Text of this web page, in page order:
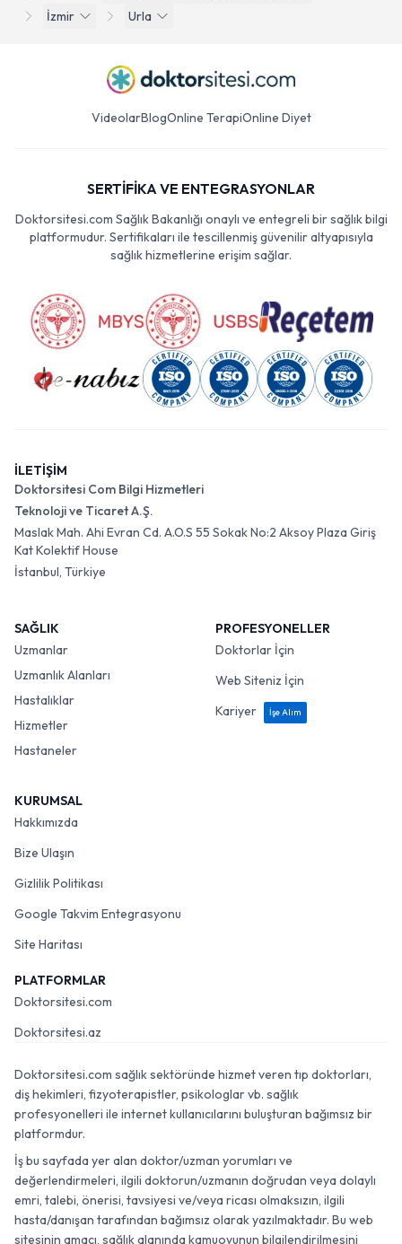
İzmir
Urla
VideolarBlogOnline TerapiOnline Diyet
SERTİFİKA VE ENTEGRASYONLAR
Doktorsitesi.com Sağlık Bakanlığı onaylı ve entegreli bir sağlık bilgi
platformudur. Sertifikaları ile tescillenmiş güvenilir altyapısıyla
sağlık hizmetlerine erişim sağlar.
İLETİŞİM
Doktorsitesi Com Bilgi Hizmetleri
Teknoloji ve Ticaret A.Ş.
Maslak Mah. Ahi Evran Cd. A.O.S 55 Sokak No:2 Aksoy Plaza Giriş
Kat Kolektif House
İstanbul, Türkiye
SAĞLIK
Uzmanlar
Uzmanlık Alanları
Hastalıklar
Hizmetler
Hastaneler
PROFESYONELLER
Doktorlar İçin
Web Siteniz İçin
Kariyer
İşe Alım
KURUMSAL
Hakkımızda
Bize Ulaşın
Gizlilik Politikası
Google Takvim Entegrasyonu
Site Haritası
PLATFORMLAR
Doktorsitesi.com
Doktorsitesi.az
Doktorsitesi.com sağlık sektöründe hizmet veren tıp doktorları,
diş hekimleri, fizyoterapistler, psikologlar vb. sağlık
profesyonelleri ile internet kullanıcılarını buluşturan bağımsız bir
platformdur.
İş bu sayfada yer alan doktor/uzman yorumları ve
değerlendirmeleri, ilgili doktorun/uzmanın doğrudan veya dolaylı
emri, talebi, önerisi, tavsiyesi ve/veya ricası olmaksızın, ilgili
hasta/danışan tarafından bağımsız olarak yazılmaktadır. Bu web
sitesinin amacı, sağlık alanında kamuoyunun bilgilendirilmesini